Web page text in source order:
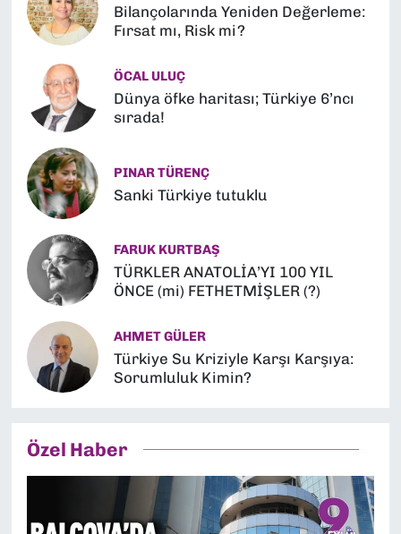
Bilançolarında Yeniden Değerleme:
Fırsat mı, Risk mi?
ÖCAL ULUÇ
Dünya öfke haritası; Türkiye 6’ncı
sırada!
PINAR TÜRENÇ
Sanki Türkiye tutuklu
FARUK KURTBAŞ
TÜRKLER ANATOLİA’YI 100 YIL
ÖNCE (mi) FETHETMİŞLER (?)
AHMET GÜLER
Türkiye Su Kriziyle Karşı Karşıya:
Sorumluluk Kimin?
Özel Haber